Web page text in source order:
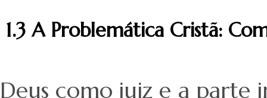
1.3 A Problemática Cristã:
Deus como juiz e a